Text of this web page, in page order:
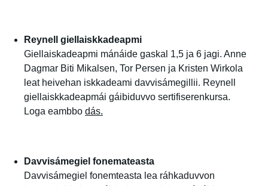
Reynell giellaiskkadeapmi
Giellaiskadeapmi mánáide gaskal 1,5 ja 6 jagi. Anne
Dagmar Biti Mikalsen, Tor Persen ja Kristen Wirkola
leat heivehan iskkadeami davvisámegillii. Reynell
giellaiskkadeapmái gáibiduvvo sertifiserenkursa.
Loga eambbo dás.
Davvisámegiel fonemateasta
Davvisámegiel fonemteasta lea ráhkaduvvon